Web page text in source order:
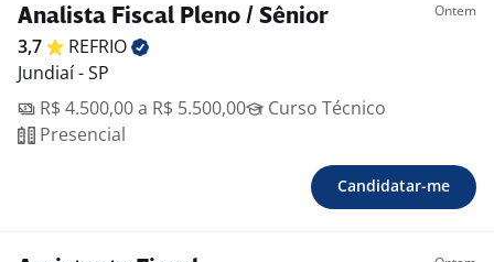
Analista Fiscal Pleno / Sênior Ontem
3,7
REFRIO
Jundiaí - SP
R$ 4.500,00 a R$ 5.500,00
Curso Técnico
Presencial
Candidatar-me